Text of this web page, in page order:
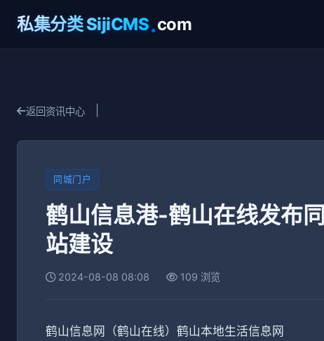
私集分类 SijiCMS.com
返回资讯中心
同城门户
鹤山信息港-鹤山在线发布
站建设
2024-08-08 08:08 109 浏览
鹤山信息网（鹤山在线）鹤山本地生活信息网